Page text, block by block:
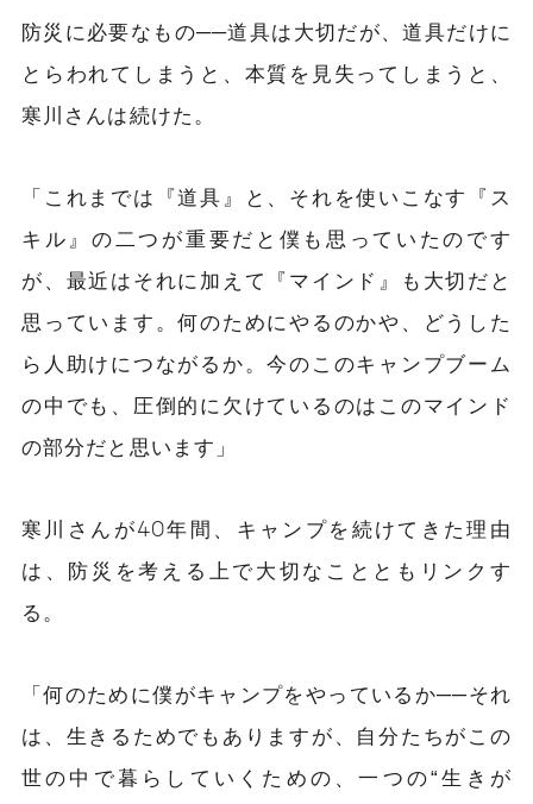
防災に必要なもの──道具は大切だが、道具だけに
とらわれてしまうと、本質を見失ってしまうと、
寒川さんは続けた。
「これまでは『道具』と、それを使いこなす『ス
キル』の二つが重要だと僕も思っていたのです
が、最近はそれに加えて『マインド』も大切だと
思っています。何のためにやるのかや、どうした
ら人助けにつながるか。今のこのキャンプブーム
の中でも、圧倒的に欠けているのはこのマインド
の部分だと思います」
寒川さんが40年間、キャンプを続けてきた理由
は、防災を考える上で大切なことともリンクす
る。
「何のために僕がキャンプをやっているか──それ
は、生きるためでもありますが、自分たちがこの
世の中で暮らしていくための、一つの“生きが